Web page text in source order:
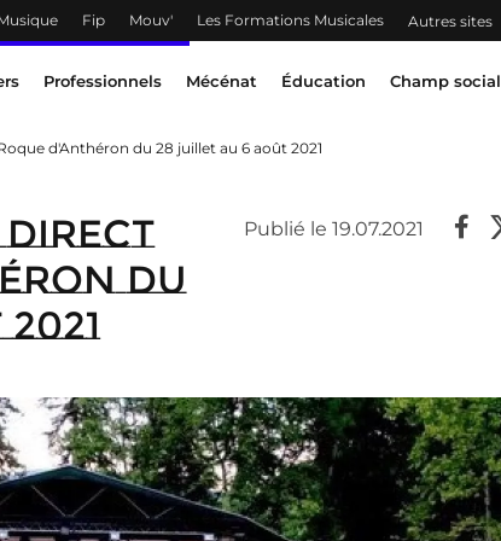
Fip Mouv' Les Formations Musicales Autres sites
Professionnels Mécénat Éducation Champ social
d'Anthéron du 28 juillet au 6 août 2021
direct
du
Publié le 19.07.2021